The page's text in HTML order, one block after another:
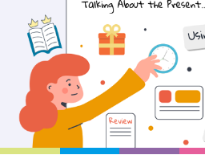
IELTS 雅思課程
GEPT 全民英檢課程
TOEFL 托福課程
自然發音
英文聽力養成
開口溜英文
旅遊英文
特色課程
主題課程
英語俱樂部
ECAM
線上真人
日語
韓語
更多
一對一家教
影音學英文
英文能力測驗
學員故事
學員讚出來
活動花絮
校園贊助
企業服務
Recruiting